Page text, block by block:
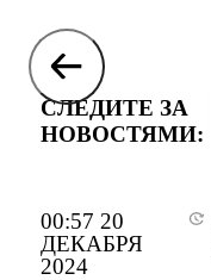
00:57 20
ДЕКАБРЯ
2024
СЛЕДИТЕ ЗА
НОВОСТЯМИ: